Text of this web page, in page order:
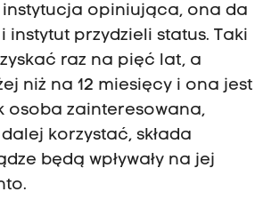
instytucja opiniująca, ona da
przydzieli status. Taki
raz na pięć lat, a
niż na 12 miesięcy i ona jest
osoba zainteresowana,
korzystać, składa
będą wpływały na jej